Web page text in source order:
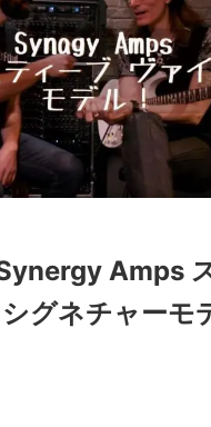
Synergy Amps
グネチャーモ